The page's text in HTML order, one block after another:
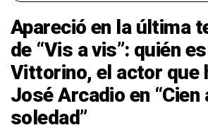
Apareció en la última
de “Vis a vis”: quién
Vittorino, el actor que
José Arcadio en “Cien
soledad”